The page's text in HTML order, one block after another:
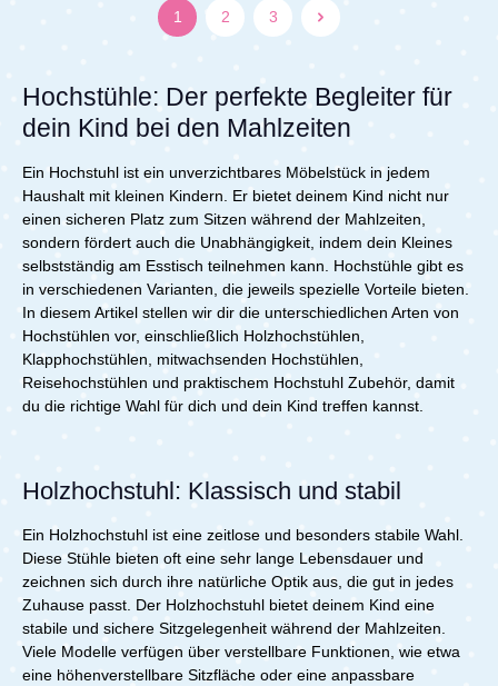
Lieferumfang: 1x Stokke TRIPP TRAPP Baby Set 2
(Rückenlehne und Bügel) inkl. extralange Bodengleiter
1 2 3
Hochstühle: Der perfekte Begleiter für
dein Kind bei den Mahlzeiten
Ein Hochstuhl ist ein unverzichtbares Möbelstück in jedem
Haushalt mit kleinen Kindern. Er bietet deinem Kind nicht nur
einen sicheren Platz zum Sitzen während der Mahlzeiten,
sondern fördert auch die Unabhängigkeit, indem dein Kleines
selbstständig am Esstisch teilnehmen kann. Hochstühle gibt es
in verschiedenen Varianten, die jeweils spezielle Vorteile bieten.
In diesem Artikel stellen wir dir die unterschiedlichen Arten von
Hochstühlen vor, einschließlich Holzhochstühlen,
Klapphochstühlen, mitwachsenden Hochstühlen,
Reisehochstühlen und praktischem Hochstuhl Zubehör, damit
du die richtige Wahl für dich und dein Kind treffen kannst.
Holzhochstuhl: Klassisch und stabil
Ein Holzhochstuhl ist eine zeitlose und besonders stabile Wahl.
Diese Stühle bieten oft eine sehr lange Lebensdauer und
zeichnen sich durch ihre natürliche Optik aus, die gut in jedes
Zuhause passt. Der Holzhochstuhl bietet deinem Kind eine
stabile und sichere Sitzgelegenheit während der Mahlzeiten.
Viele Modelle verfügen über verstellbare Funktionen, wie etwa
eine höhenverstellbare Sitzfläche oder eine anpassbare